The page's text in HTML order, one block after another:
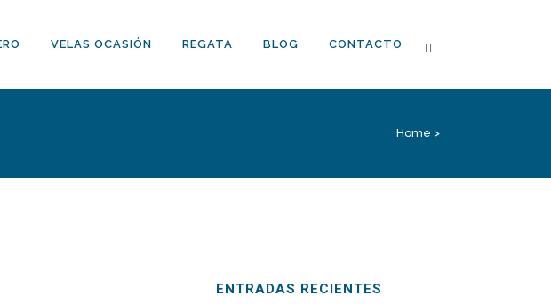
VELAS OCASIÓN REGATA BLOG CONTACTO
Home >
ENTRADAS RECIENTES